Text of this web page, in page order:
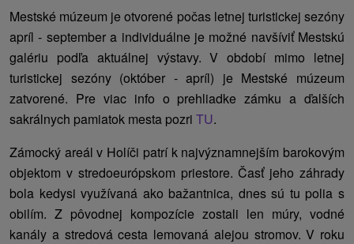
Mestské múzeum je otvorené počas letnej turistickej sezóny
apríl - september a individuálne je možné navšíviť Mestskú
galériu podľa aktuálnej výstavy. V období mimo letnej
turistickej sezóny (október - apríl) je Mestské múzeum
zatvorené. Pre viac info o prehliadke zámku a ďalších
sakrálnych pamiatok mesta pozri TU.
Zámocký areál v Holíči patrí k najvýznamnejším barokovým
objektom v stredoeurópskom priestore. Časť jeho záhrady
bola kedysi využívaná ako bažantnica, dnes sú tu polia s
obilím. Z pôvodnej kompozície zostali len múry, vodné
kanály a stredová cesta lemovaná alejou stromov. V roku